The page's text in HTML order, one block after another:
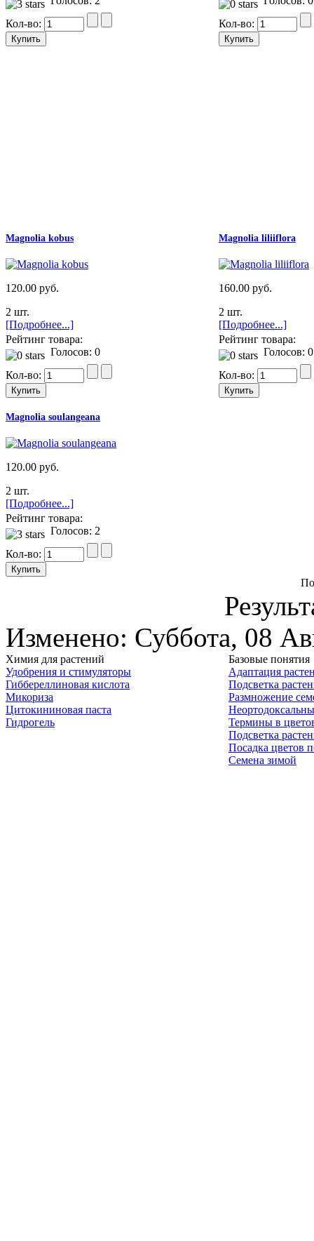
Кол-во:
Кол-во:
Magnolia kobus
120.00 руб.
2 шт.
[Подробнее...]
Рейтинг товара:
Голосов: 0
Кол-во:
Magnolia liliiflora
160.00 руб.
2 шт.
[Подробнее...]
Рейтинг товара:
Голосов: 0
Кол-во:
Magnolia soulangeana
120.00 руб.
2 шт.
[Подробнее...]
Рейтинг товара:
Голосов: 2
Кол-во:
Изменено: Суббота, 08
Химия для растений
Удобрения и стимуляторы
Гиббереллиновая кислота
Микориза
Цитокининовая паста
Гидрогель
Базовые понятия
Адаптация
Подсветка
Размножение
Термины в
Подсветка
Посадка цветов
Семена зимой